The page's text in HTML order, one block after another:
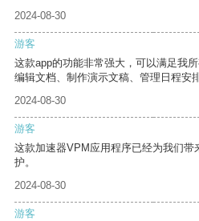
2024-08-30
游客
这款app的功能非常强大，可以满足我
编辑文档、制作演示文稿、管理日程安排
2024-08-30
游客
这款加速器VPM应用程序已经为我们
护。
2024-08-30
游客